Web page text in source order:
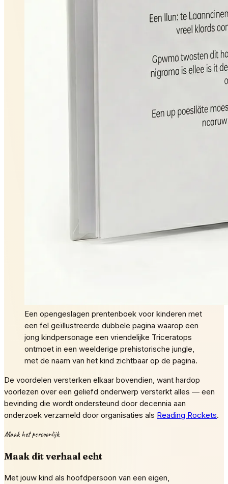
Een opengeslagen prentenboek voor kinderen met
een fel geïllustreerde dubbele pagina waarop een
jong kindpersonage een vriendelijke Triceratops
ontmoet in een weelderige prehistorische jungle,
met de naam van het kind zichtbaar op de pagina.
De voordelen versterken elkaar bovendien, want hardop
voorlezen over een geliefd onderwerp versterkt alles — een
bevinding die wordt ondersteund door decennia aan
onderzoek verzameld door organisaties als Reading Rockets.
Maak het persoonlijk
Maak dit verhaal echt
Met jouw kind als hoofdpersoon van een eigen,